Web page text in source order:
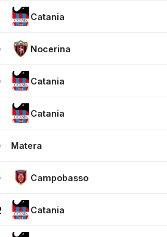
Catania
Nocerina
Catania
Catania
Matera
Campobasso
Catania